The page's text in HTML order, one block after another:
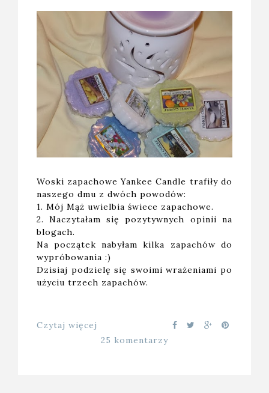
Woski zapachowe Yankee Candle trafiły do
naszego dmu z dwóch powodów:
1. Mój Mąż uwielbia świece zapachowe.
2. Naczytałam się pozytywnych opinii na
blogach.
Na początek nabyłam kilka zapachów do
wypróbowania :)
Dzisiaj podzielę się swoimi wrażeniami po
użyciu trzech zapachów.
Czytaj więcej
25 komentarzy